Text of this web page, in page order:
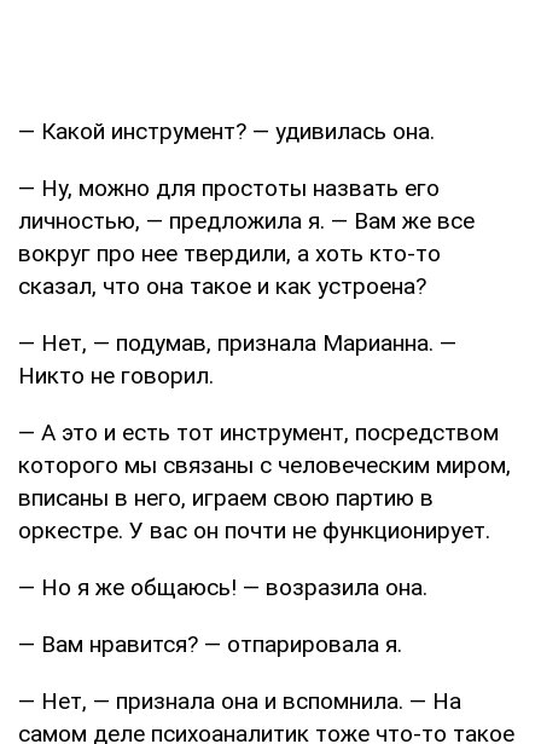
— Какой инструмент? — удивилась она.
— Ну, можно для простоты назвать его
личностью, — предложила я. — Вам же все
вокруг про нее твердили, а хоть кто-то
сказал, что она такое и как устроена?
— Нет, — подумав, признала Марианна. —
Никто не говорил.
— А это и есть тот инструмент, посредством
которого мы связаны с человеческим миром,
вписаны в него, играем свою партию в
оркестре. У вас он почти не функционирует.
— Но я же общаюсь! — возразила она.
— Вам нравится? — отпарировала я.
— Нет, — признала она и вспомнила. — На
самом деле психоаналитик тоже что-то такое